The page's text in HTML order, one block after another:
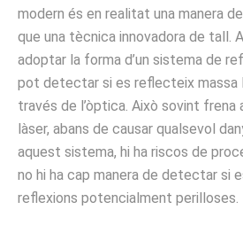
modern és en realitat una manera
que una tècnica innovadora de tall.
adoptar la forma d’un sistema de
pot detectar si es reflecteix massa
través de l’òptica. Això sovint
làser, abans de causar qualsevol
aquest sistema, hi ha riscos de
no hi ha cap manera de detectar si
reflexions potencialment perilloses.